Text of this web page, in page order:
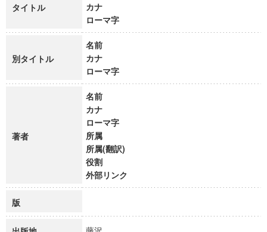
タイトル
カナ
ローマ字
別タイトル
名前
カナ
ローマ字
著者
名前
カナ
ローマ字
所属
所属(翻訳)
役割
外部リンク
版